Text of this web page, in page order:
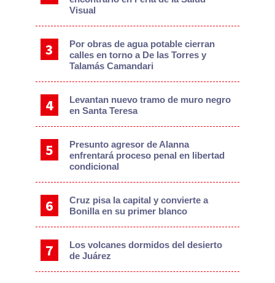
Visual
Por obras de agua potable cierran
calles en torno a De las Torres y
Talamás Camandari
Levantan nuevo tramo de muro negro
en Santa Teresa
Presunto agresor de Alanna
enfrentará proceso penal en libertad
condicional
Cruz pisa la capital y convierte a
Bonilla en su primer blanco
Los volcanes dormidos del desierto
de Juárez